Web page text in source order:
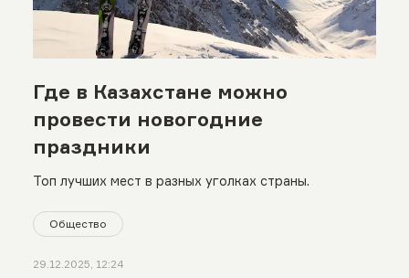
Где в Казахстане можно
провести новогодние
праздники
Топ лучших мест в разных уголках страны.
Общество
29.12.2025, 12:24